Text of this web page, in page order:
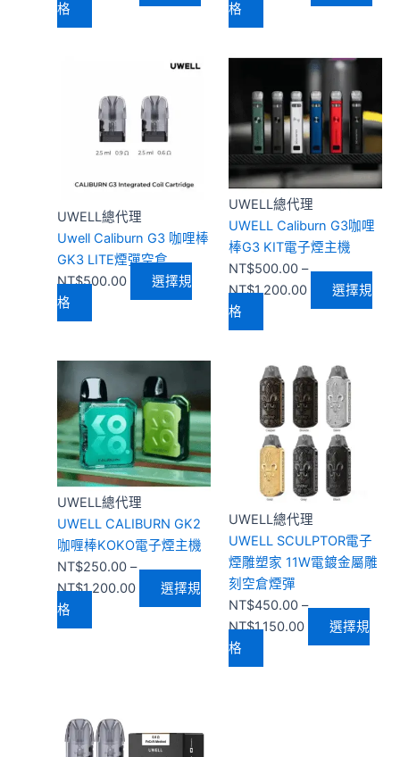
格
面
項
格
面
選
項
UWELL總代理
Uwell Caliburn G3 咖哩棒
GK3 LITE煙彈空倉
NT$500.00
選擇規
格
品
有
多
款
式。
可
在
產
頁
選
擇
選
項
UWELL總代理
UWELL Caliburn G3咖哩
棒G3 KIT電子煙主機
NT$500.00 –
NT$1,200.00
價
範
圍：
NT$500.00
到
NT$1,200.00
選擇規
格
此
品
有
多
款
式。
可
在
產
品
選
擇
選
項
UWELL總代理
UWELL CALIBURN GK2
咖喱棒KOKO電子煙主機
NT$250.00 –
NT$1,200.00
價
格
範
圍：
NT$250.00
到
NT$1,200.00
選擇規
格
此
產
品
有
多
種
款
式。
可
在
產
項
UWELL總代理
UWELL SCULPTOR電子
煙雕塑家 11W電鍍金屬雕
刻空倉煙彈
NT$450.00 –
NT$1,150.00
價
格
範
圍：
NT$450.00
到
NT$1,150.00
選擇規
格
此
產
品
有
多
種
款
式。
可
在
產
品
頁
選
產
品